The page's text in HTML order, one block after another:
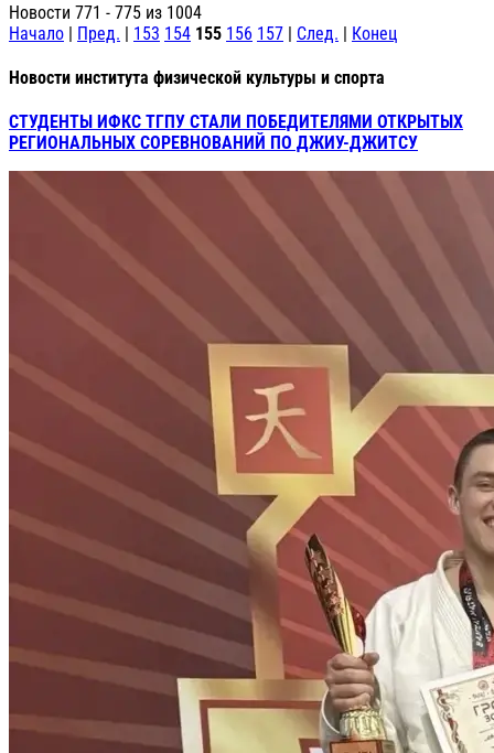
Новости 771 - 775 из 1004
Начало | Пред. | 153 154 155 156 157 | След. | Конец
Новости института физической культуры и спорта
СТУДЕНТЫ ИФКС ТГПУ СТАЛИ ПОБЕДИТЕЛЯМИ ОТКРЫТЫХ
РЕГИОНАЛЬНЫХ СОРЕВНОВАНИЙ ПО ДЖИУ-ДЖИТСУ